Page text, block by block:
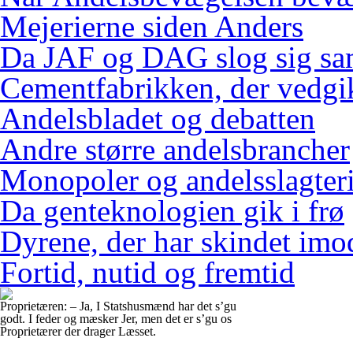
Mejerierne siden Anders
Da JAF og DAG slog sig
Cementfabrikken, der
Andelsbladet og debatten
Andre større andelsbrancher
Monopoler og
Da genteknologien gik i frø
Dyrene, der har skindet
Fortid, nutid og fremtid
Proprietæren: – Ja, I Statshusmænd har det s’gu
godt. I feder og mæsker Jer, men det er s’gu os
Proprietærer der drager Læsset.